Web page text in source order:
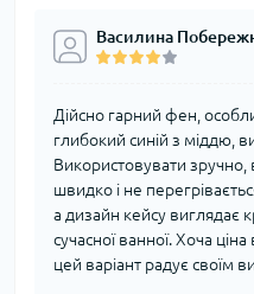
Василина
Дійсно гарний фен,
глибокий синій з міддю,
Використовувати зручно,
швидко і не
а дизайн кейсу виглядає
сучасної ванної. Хоча
цей варіант радує своїм